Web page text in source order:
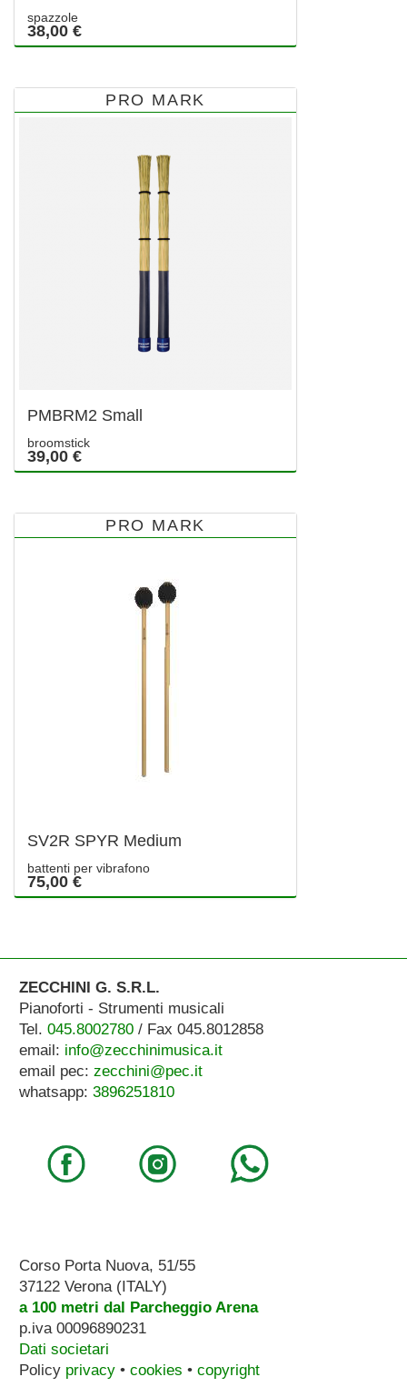
spazzole
38,00 €
PRO MARK
PMBRM2 Small
broomstick
39,00 €
PRO MARK
SV2R SPYR Medium
battenti per vibrafono
75,00 €
ZECCHINI G. S.R.L.
Pianoforti - Strumenti musicali
Tel. 045.8002780/ Fax 045.8012858
email: info@zecchinimusica.it
email pec: zecchini@pec.it
whatsapp: 3896251810
Corso Porta Nuova, 51/55
37122 Verona (ITALY)
a 100 metri dal Parcheggio Arena
p.iva 00096890231
Dati societari
Policy privacy• cookies • copyright